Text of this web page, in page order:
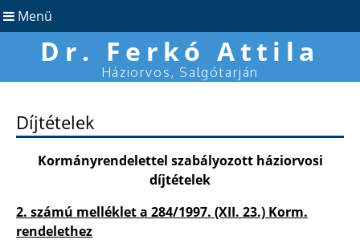
Menü
Dr. Ferkó Attila
Háziorvos, Salgótarján
Díjtételek
Kormányrendelettel szabályozott háziorvosi
díjtételek
2. számú melléklet a 284/1997. (XII. 23.) Korm.
rendelethez